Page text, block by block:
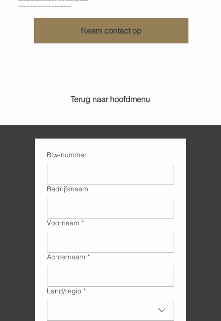
Ontvang meer informatie door het invullen van het contactformulier.
Neem contact op
Terug naar hoofdmenu
Btw-nummer
Bedrijfsnaam
Voornaam *
Achternaam *
Adres met meerdere regels
Land/regio *